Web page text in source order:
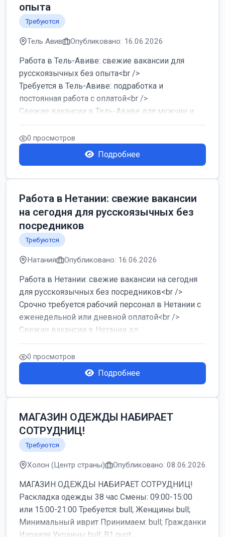
опыта
Требуются
Тель Авив Опубликовано: 16.06.2026
Работа в Тель-Авиве: свежие вакансии для
русскоязычных без опыта<br />
Требуется в Тель-Авиве: подработка и
постоянная работа с оплатой<br />
Свежие вакансии в Тель-Авиве для мужчин и
женщин от хозя...
0 просмотров
Подробнее
Работа в Нетании: свежие вакансии
на сегодня для русскоязычных без
посредников
Требуются
Натания Опубликовано: 16.06.2026
Работа в Нетании: свежие вакансии на сегодня
для русскоязычных без посредников<br />
Срочно требуется рабочий персонал в Нетании с
еженедельной или дневной оплатой<br />
Свежие вакансии в Нетании дл...
0 просмотров
Подробнее
МАГАЗИН ОДЕЖДЫ НАБИРАЕТ
СОТРУДНИЦ!
Требуются
Холон (Центр страны) Опубликовано: 08.06.2026
МАГАЗИН ОДЕЖДЫ НАБИРАЕТ СОТРУДНИЦ!
Раскладка одежды 38 час Смены: 09:00-15:00
или 15:00-21:00 Требуется: bull; Женщины bull;
Минимальный иврит Принимаем: bull; Гражданки
Израиля Украины bull; B1 quot;...